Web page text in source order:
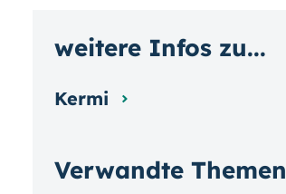
Verwandte Themen
weitere Infos zu...
Kermi